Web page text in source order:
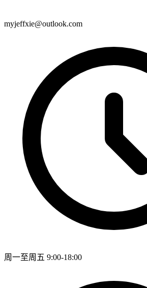
myjeffxie@outlook.com
周一至周五 9:00-18:00